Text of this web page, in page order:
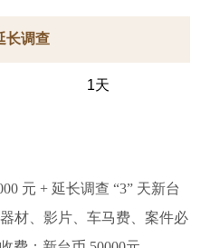
长调查
1天
元 + 延长调查 “3” 天新台
材、影片、车马费、案件必